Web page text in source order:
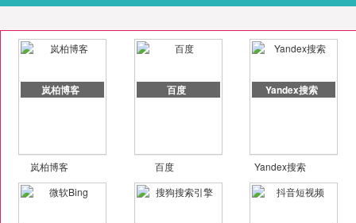
岚柏博客
岚柏博客
百度
百度
Yandex搜索
Yandex搜索